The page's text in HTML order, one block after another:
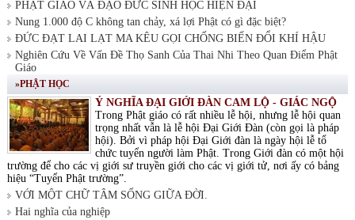
PHẬT GIÁO VÀ ĐẠO ĐỨC SINH HỌC HIỆN ĐẠI
Nung 1.000 độ C không tan chảy, xá lợi Phật có gì đặc biệt?
ĐỨC ĐẠT LAI LẠT MA KÊU GỌI CHỐNG BIẾN ĐỔI KHÍ HẬU
Nghiên Cứu Về Vấn Đề Thọ Sanh Của Thai Nhi Theo Quan Điểm Phật
Giáo
»PHẬT HỌC
Ý NGHĨA ĐẠI GIỚI ĐÀN CAM LỘ - GIÁC NGỘ
Trong Phật giáo có rất nhiều lễ hội, nhưng lễ hội quan
trọng nhất vẫn là lễ hội Đại Giới Đàn (còn gọi là pháp
hội). Bởi vì pháp hội Đại Giới đàn là ngày hội lễ tổ
chức tuyển người làm Phật. Trong Giới đàn có một hội
trường để cho các vị giới sư truyền giới cho các vị giới tử, nơi ấy có bảng
hiệu “Tuyển Phật trường”.
VỚI MỘT CHỮ TÂM SỐNG GIỮA ĐỜI.
Hai nghĩa của nghiệp